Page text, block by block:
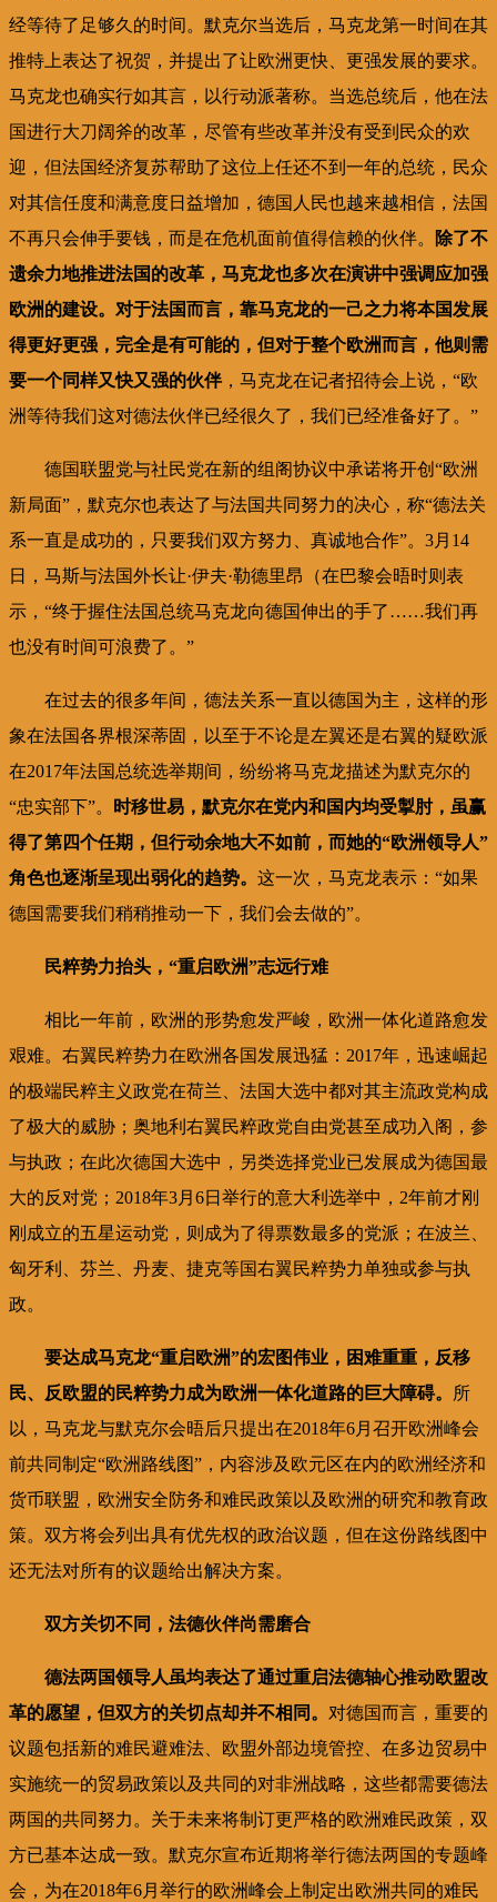
经等待了足够久的时间。默克尔当选后，马克龙第一时间在其
推特上表达了祝贺，并提出了让欧洲更快、更强发展的要求。
马克龙也确实行如其言，以行动派著称。当选总统后，他在法
国进行大刀阔斧的改革，尽管有些改革并没有受到民众的欢
迎，但法国经济复苏帮助了这位上任还不到一年的总统，民众
对其信任度和满意度日益增加，德国人民也越来越相信，法国
不再只会伸手要钱，而是在危机面前值得信赖的伙伴。
除了不
遗余力地推进法国的改革，马克龙也多次在演讲中强调应加强
欧洲的建设。对于法国而言，靠马克龙的一己之力将本国发展
得更好更强，完全是有可能的，但对于整个欧洲而言，他则需
要一个同样又快又强的伙伴，马克龙在记者招待会上说，“欧
洲等待我们这对德法伙伴已经很久了，我们已经准备好了。”
德国联盟党与社民党在新的组阁协议中承诺将开创“欧洲
新局面”，默克尔也表达了与法国共同努力的决心，称“德法关
系一直是成功的，只要我们双方努力、真诚地合作”。3月14
日，马斯与法国外长让·伊夫·勒德里昂（在巴黎会晤时则表
示，“终于握住法国总统马克龙向德国伸出的手了……我们再
也没有时间可浪费了。”
在过去的很多年间，德法关系一直以德国为主，这样的形
象在法国各界根深蒂固，以至于不论是左翼还是右翼的疑欧派
在2017年法国总统选举期间，纷纷将马克龙描述为默克尔的
“忠实部下”。
时移世易，默克尔在党内和国内均受掣肘，虽赢
得了第四个任期，但行动余地大不如前，而她的“欧洲领导人”
角色也逐渐呈现出弱化的趋势。 这一次，马克龙表示：“如果
德国需要我们稍稍推动一下，我们会去做的”。
民粹势力抬头，“重启欧洲”志远行难
相比一年前，欧洲的形势愈发严峻，欧洲一体化道路愈发
艰难。右翼民粹势力在欧洲各国发展迅猛：2017年，迅速崛起
的极端民粹主义政党在荷兰、法国大选中都对其主流政党构成
了极大的威胁；奥地利右翼民粹政党自由党甚至成功入阁，参
与执政；在此次德国大选中，另类选择党业已发展成为德国最
大的反对党；2018年3月6日举行的意大利选举中，2年前才刚
刚成立的五星运动党，则成为了得票数最多的党派；在波兰、
匈牙利、芬兰、丹麦、捷克等国右翼民粹势力单独或参与执
政。
要达成马克龙“重启欧洲”的宏图伟业，困难重重，反移
民、反欧盟的民粹势力成为欧洲一体化道路的巨大障碍。
所
以，马克龙与默克尔会晤后只提出在2018年6月召开欧洲峰会
前共同制定“欧洲路线图”，内容涉及欧元区在内的欧洲经济和
货币联盟，欧洲安全防务和难民政策以及欧洲的研究和教育政
策。双方将会列出具有优先权的政治议题，但在这份路线图中
还无法对所有的议题给出解决方案。
双方关切不同，法德伙伴尚需磨合
德法两国领导人虽均表达了通过重启法德轴心推动欧盟改
革的愿望，但双方的关切点却并不相同。 对德国而言，重要的
议题包括新的难民避难法、欧盟外部边境管控、在多边贸易中
实施统一的贸易政策以及共同的对非洲战略，这些都需要德法
两国的共同努力。关于未来将制订更严格的欧洲难民政策，双
方已基本达成一致。默克尔宣布近期将举行德法两国的专题峰
会，为在2018年6月举行的欧洲峰会上制定出欧洲共同的难民